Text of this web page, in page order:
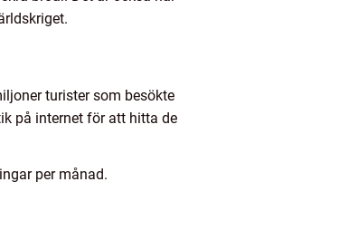
turister som besökte
på internet för att hitta de
per månad.